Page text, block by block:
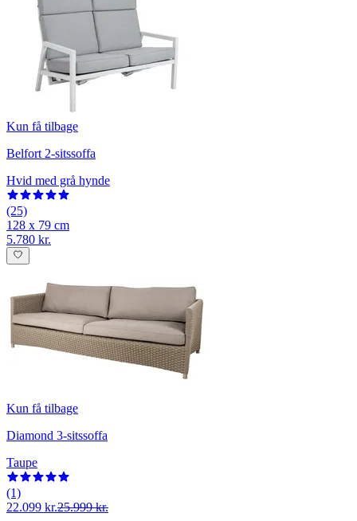
Kun få tilbage
Belfort 2-sitssoffa
Hvid med grå hynde
(25)
128 x 79 cm
5.780 kr.
Kun få tilbage
Diamond 3-sitssoffa
Taupe
(1)
22.099 kr.25.999 kr.